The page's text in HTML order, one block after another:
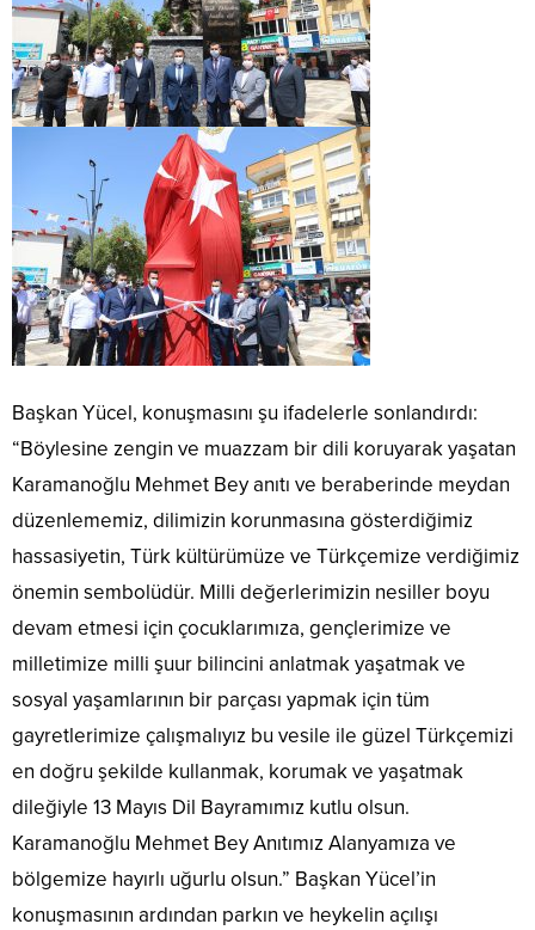
Başkan Yücel, konuşmasını şu ifadelerle sonlandırdı:
“Böylesine zengin ve muazzam bir dili koruyarak yaşatan
Karamanoğlu Mehmet Bey anıtı ve beraberinde meydan
düzenlememiz, dilimizin korunmasına gösterdiğimiz
hassasiyetin, Türk kültürümüze ve Türkçemize verdiğimiz
önemin sembolüdür. Milli değerlerimizin nesiller boyu
devam etmesi için çocuklarımıza, gençlerimize ve
milletimize milli şuur bilincini anlatmak yaşatmak ve
sosyal yaşamlarının bir parçası yapmak için tüm
gayretlerimize çalışmalıyız bu vesile ile güzel Türkçemizi
en doğru şekilde kullanmak, korumak ve yaşatmak
dileğiyle 13 Mayıs Dil Bayramımız kutlu olsun.
Karamanoğlu Mehmet Bey Anıtımız Alanyamıza ve
bölgemize hayırlı uğurlu olsun.” Başkan Yücel’in
konuşmasının ardından parkın ve heykelin açılışı